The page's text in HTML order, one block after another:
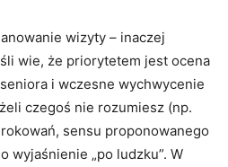
wizyty – inaczej
wie, że priorytetem jest ocena
i wczesne wychwycenie
czegoś nie rozumiesz (np.
sensu proponowanego
wyjaśnienie „po ludzku”. W